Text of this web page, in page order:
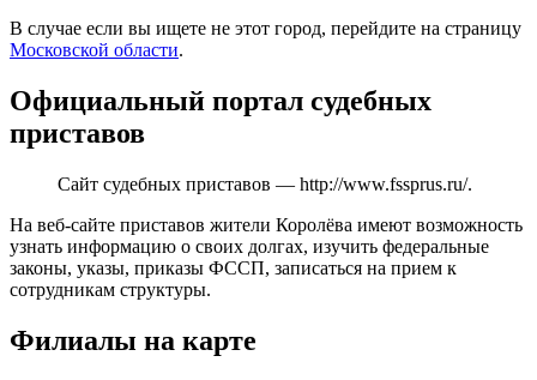
В случае если вы ищете не этот город, перейдите на страницу
Московской области.
Официальный портал судебных
приставов
Сайт судебных приставов — http://www.fssprus.ru/.
На веб-сайте приставов жители Королёва имеют возможность
узнать информацию о своих долгах, изучить федеральные
законы, указы, приказы ФССП, записаться на прием к
сотрудникам структуры.
Филиалы на карте